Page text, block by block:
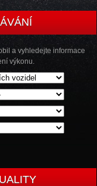
a vyhledejte informace
výkonu.